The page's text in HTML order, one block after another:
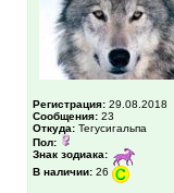
Регистрация: 29.08.2018
Сообщения: 23
Откуда: Тегусигальпа
Пол:
Знак зодиака:
В наличии: 26